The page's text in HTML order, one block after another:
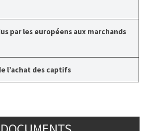
par les européens aux marchands
l’achat des captifs